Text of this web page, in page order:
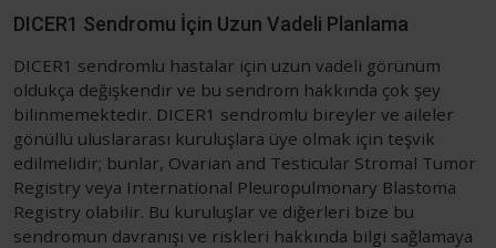
DICER1 Sendromu İçin Uzun Vadeli Planlama
DICER1 sendromlu hastalar için uzun vadeli görünüm
oldukça değişkendir ve bu sendrom hakkında çok şey
bilinmemektedir. DICER1 sendromlu bireyler ve aileler
gönüllü uluslararası kuruluşlara üye olmak için teşvik
edilmelidir; bunlar, Ovarian and Testicular Stromal Tumor
Registry veya International Pleuropulmonary Blastoma
Registry olabilir. Bu kuruluşlar ve diğerleri bize bu
sendromun davranışı ve riskleri hakkında bilgi sağlamaya